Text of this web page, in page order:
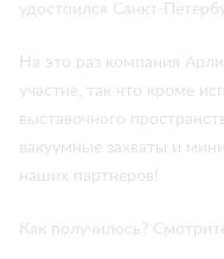
удостоился Санкт-
На это раз компания
участие, так что кроме
выставочного
вакуумные захваты и
наших партнеров!
Как получилось?